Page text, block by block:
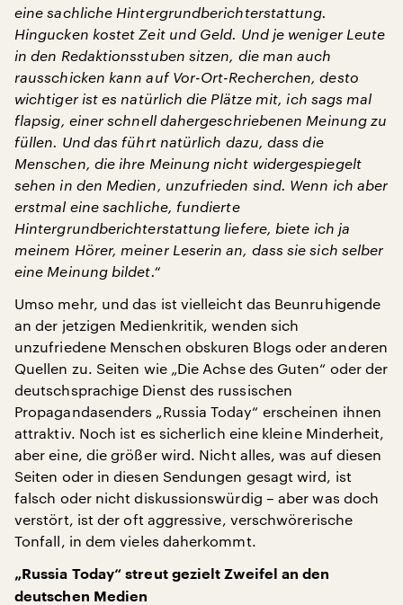
eine sachliche Hintergrundberichterstattung.
Hingucken kostet Zeit und Geld. Und je weniger Leute
in den Redaktionsstuben sitzen, die man auch
rausschicken kann auf Vor-Ort-Recherchen, desto
wichtiger ist es natürlich die Plätze mit, ich sags mal
flapsig, einer schnell dahergeschriebenen Meinung zu
füllen. Und das führt natürlich dazu, dass die
Menschen, die ihre Meinung nicht widergespiegelt
sehen in den Medien, unzufrieden sind. Wenn ich aber
erstmal eine sachliche, fundierte
Hintergrundberichterstattung liefere, biete ich ja
meinem Hörer, meiner Leserin an, dass sie sich selber
eine Meinung bildet.“
Umso mehr, und das ist vielleicht das Beunruhigende
an der jetzigen Medienkritik, wenden sich
unzufriedene Menschen obskuren Blogs oder anderen
Quellen zu. Seiten wie „Die Achse des Guten“ oder der
deutschsprachige Dienst des russischen
Propagandasenders „Russia Today“ erscheinen ihnen
attraktiv. Noch ist es sicherlich eine kleine Minderheit,
aber eine, die größer wird. Nicht alles, was auf diesen
Seiten oder in diesen Sendungen gesagt wird, ist
falsch oder nicht diskussionswürdig – aber was doch
verstört, ist der oft aggressive, verschwörerische
Tonfall, in dem vieles daherkommt.
„Russia Today“ streut gezielt Zweifel an den
deutschen Medien